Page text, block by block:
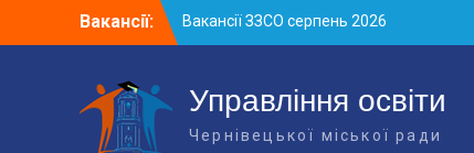
Вакансії:
Вакансії ЗЗСО серпень 2026
Вакансії ЗЗСО червень 2026
підрозділах ЗЗСО станом на 01.08.2026
р.Управління освіти
Чернівецької міської ради